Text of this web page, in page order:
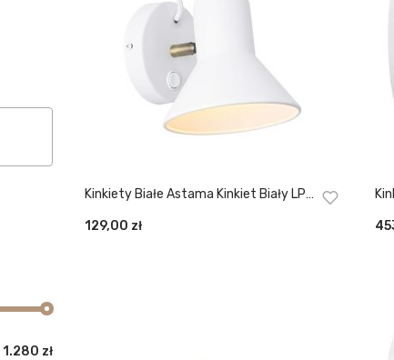
Cena
Cena
1.280 zł
Kinkiety Białe Astama Kinkiet Biały LP-
129,00 zł